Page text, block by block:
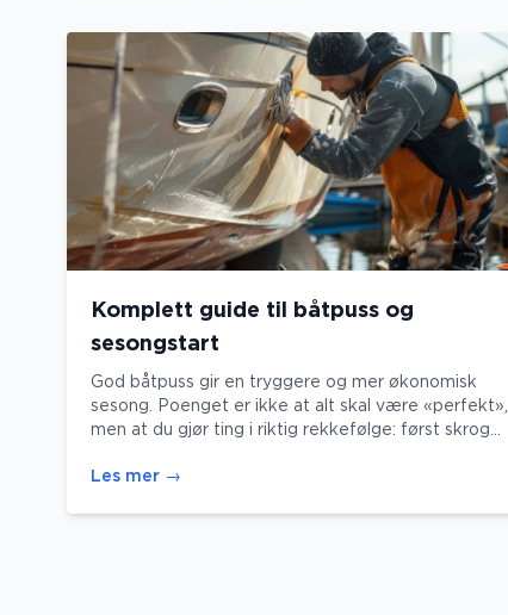
Komplett guide til båtpuss og
sesongstart
God båtpuss gir en tryggere og mer økonomisk
sesong. Poenget er ikke at alt skal være «perfekt»,
men at du gjør ting i riktig rekkefølge: først skrog
sikkerhet. Da slipper du dobbeltarbeid – og du
Les mer →